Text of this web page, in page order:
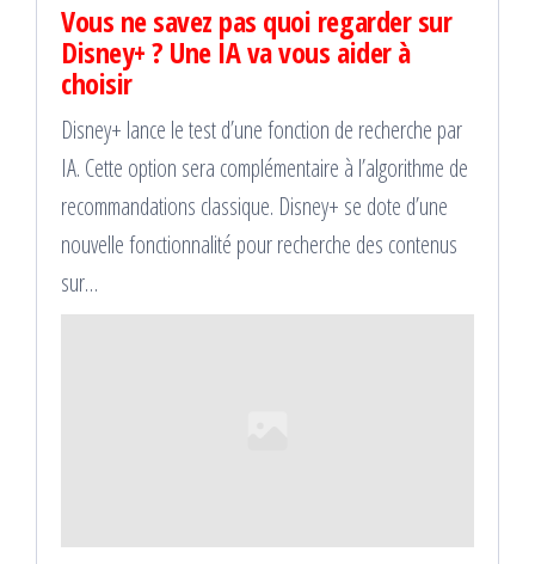
Vous ne savez pas quoi regarder sur
Disney+ ? Une IA va vous aider à
choisir
Disney+ lance le test d’une fonction de recherche par
IA. Cette option sera complémentaire à l’algorithme de
recommandations classique. Disney+ se dote d’une
nouvelle fonctionnalité pour recherche des contenus
sur…